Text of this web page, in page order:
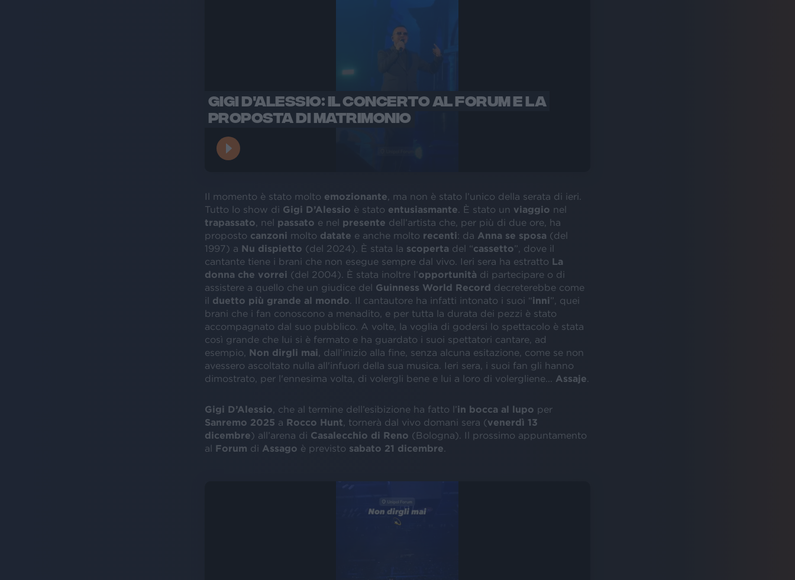
GIGI D'ALESSIO: IL CONCERTO AL FORUM E LA
PROPOSTA DI MATRIMONIO
Il momento è stato molto emozionante , ma non è stato l’unico della serata di ieri.
Tutto lo show di Gigi D’Alessio è stato entusiasmante . È stato un viaggio nel
trapassato , nel passato e nel presente dell’artista che, per più di due ore, ha
proposto canzoni molto datate e anche molto recenti: da Anna se sposa (del
1997) a Nu dispietto (del 2024). È stata la scoperta del “cassetto”, dove il
cantante tiene i brani che non esegue sempre dal vivo. Ieri sera ha estratto La
donna che vorrei (del 2004). È stata inoltre l’opportunità di partecipare o di
assistere a quello che un giudice del Guinness World Record decreterebbe come
il duetto più grande al mondo . Il cantautore ha infatti intonato i suoi “inni”, quei
brani che i fan conoscono a menadito, e per tutta la durata dei pezzi è stato
accompagnato dal suo pubblico. A volte, la voglia di godersi lo spettacolo è stata
così grande che lui si è fermato e ha guardato i suoi spettatori cantare, ad
esempio, Non dirgli mai , dall’inizio alla fine, senza alcuna esitazione, come se non
avessero ascoltato nulla all'infuori della sua musica. Ieri sera, i suoi fan gli hanno
dimostrato, per l'ennesima volta, di volergli bene e lui a loro di volergliene... Assaje
Gigi D’Alessio , che al termine dell’esibizione ha fatto l’in bocca al lupo per
Sanremo 2025 a Rocco Hunt , tornerà dal vivo domani sera (venerdì 13
dicembre) all’arena di Casalecchio di Reno (Bologna). Il prossimo appuntamento
al Forum di Assago è previsto sabato 21 dicembre